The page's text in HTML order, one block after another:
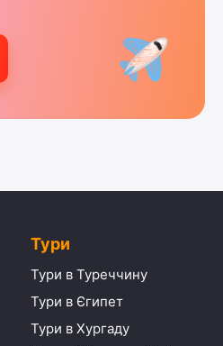
Тури
Тури в Туреччину
Тури в Єгипет
Тури в Хургаду